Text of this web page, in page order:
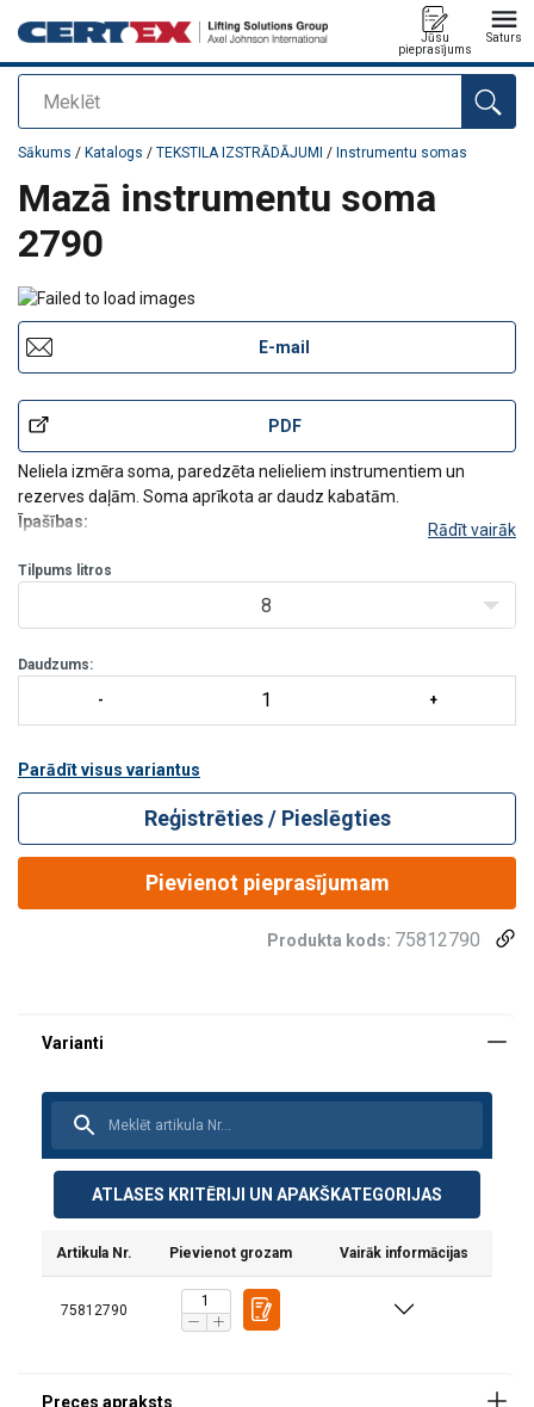
Meklēt
Jūsu
pieprasījums
Saturs
Pievienots jūsu pasūtījumam
Sākums / Katalogs / TEKSTILA IZSTRĀDĀJUMI / Instrumentu somas
Mazā instrumentu soma
2790
E-mail
PDF
Neliela izmēra soma, paredzēta nelieliem instrumentiem un
rezerves daļām. Soma aprīkota ar daudz kabatām.
Īpašības:
11 dažāda izmēra mazas kabatas izvietotas somas
iekšpusē, lai uzglabātu un organizētu mazus instrumentus
Rādīt vairāk
Tilpums litros
8
Daudzums:
Parādīt visus variantus
Reģistrēties / Pieslēgties
Pievienot pieprasījumam
Produkta kods: 75812790
ATLASES KRITĒRIJI UN APAKŠKATEGORIJAS
Artikula Nr. Pievienot grozam Vairāk informācijas
75812790
Soma ir ar tērauda rāmi, kas piešķir tai lielāku